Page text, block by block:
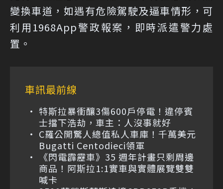
變換車道，如遇有危險駕駛及逼車情形，可
利用1968App警政報案，即時派遣警力處
置。
車訊最前線
特斯拉暴衝釀3傷600戶停電！違停賓
士擋下浩劫，車主：人沒事就好
C羅公開驚人總值私人車庫！千萬美元
Bugatti Centodieci領軍
《閃電霹靂車》35 週年計畫只剩周邊
商品！阿斯拉1:1實車與實體展覽雙雙
喊卡